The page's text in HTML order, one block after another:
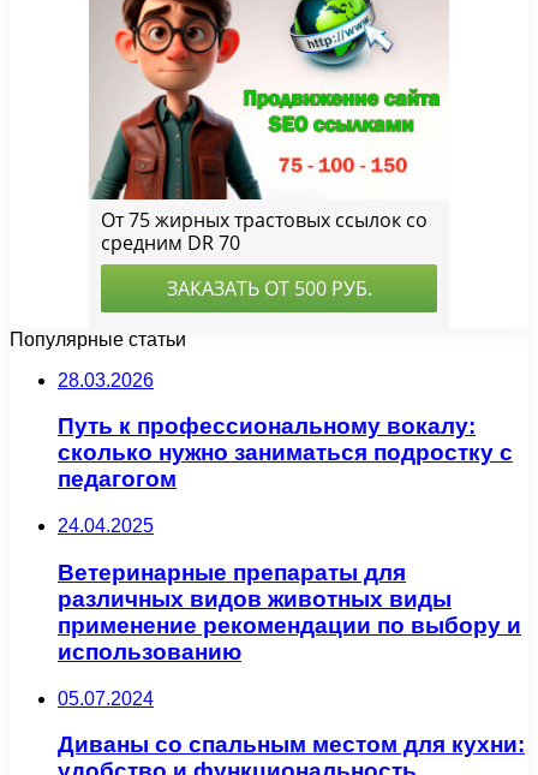
Популярные статьи
28.03.2026
Путь к профессиональному вокалу:
сколько нужно заниматься подростку с
педагогом
24.04.2025
Ветеринарные препараты для
различных видов животных виды
применение рекомендации по выбору и
использованию
05.07.2024
Диваны со спальным местом для кухни: